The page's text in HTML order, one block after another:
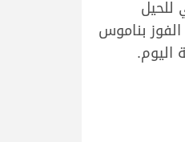
للحيل
اليوم السبت 13 نوفمبر 2021، وحققت “أسرار” الفوز بناموس